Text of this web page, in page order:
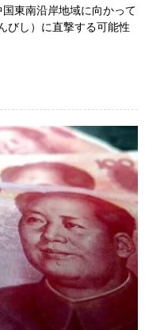
東南沿岸地域に向かって
びし）に直撃する可能性